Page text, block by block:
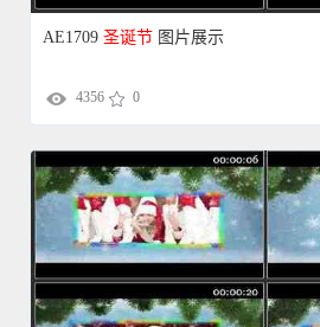
AE1709 圣诞节 图片展示
4356 0